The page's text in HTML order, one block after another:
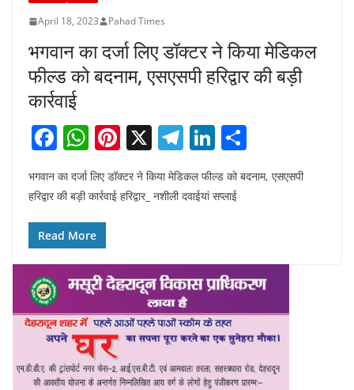
April 18, 2023 Pahad Times
भगवान का दर्जा लिए डॉक्टर ने किया मेडिकल
फील्ड को बदनाम, एसएसपी हरिद्वार की बड़ी
कार्रवाई
F
c
e
b
o
o
k
W
h
at
s
A
p
p
Pi
nt
er
X T
e
gr
m
Li
k
n
ar
भगवान का दर्जा लिए डॉक्टर ने किया मेडिकल फील्ड को बदनाम, एसएसपी
हरिद्वार की बड़ी कार्रवाई हरिद्वार_ नशीली दवाईयां सप्लाई
Read More